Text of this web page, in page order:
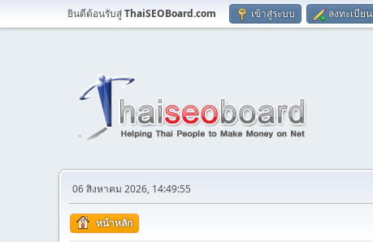
ยินดีต้อนรับสู่ThaiSEOBoard.com เข้าสู่ระบบ ลงทะเบียน
06 สิงหาคม 2026, 14:49:55
หน้าหลัก